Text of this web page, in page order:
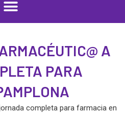
A
PARA
completa para farmacia en